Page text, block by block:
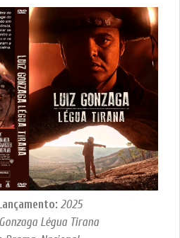
2025
Légua Tirana